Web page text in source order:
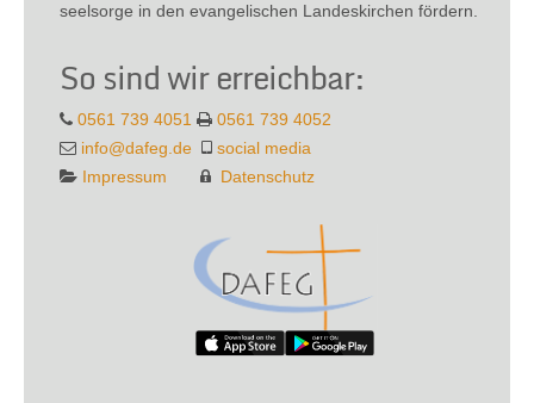
seel­sorge in den evange­lischen Landes­kirchen fördern.
So sind wir erreichbar:
0561 739 4051
0561 739 4052
info@dafeg.de
social media
Impressum
Datenschutz